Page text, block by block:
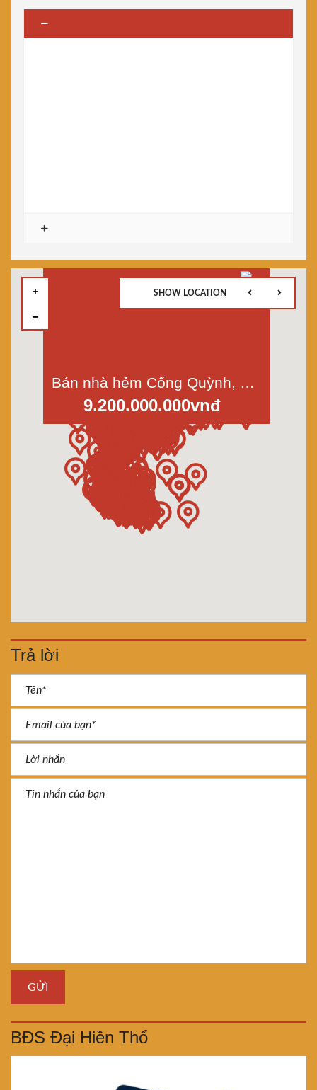
Bán nhà hẻm Cống Quỳnh, p.Nguyễn Cư Trinh, quận 1, diện tích 4.8x9m
9.200.000.000vnđ
SHOW LOCATION
Trả lời
BĐS Đại Hiền Thổ